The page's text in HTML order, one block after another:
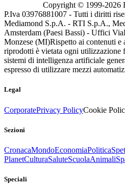
Copyright © 1999-2026
P.Iva 03976881007 - Tutti i diritti
Mediamond S.p.A. - RTI S.p.A.,
Amsterdam (Paesi Bassi) - Uffici
Monzese (MI)Rispetto ai contenuti e
riprodotti è vietata ogni utilizzazione
sistemi di intelligenza artificiale
espresso di utilizzare mezzi
Legal
CorporatePrivacy PolicyCookie
Sezioni
CronacaMondoEconomiaPolitica
PlanetCulturaSaluteScuolaAnimali
Speciali